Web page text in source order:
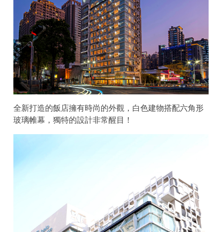
全新打造的飯店擁有時尚的外觀，白色建物搭配六角形
玻璃帷幕，獨特的設計非常醒目！